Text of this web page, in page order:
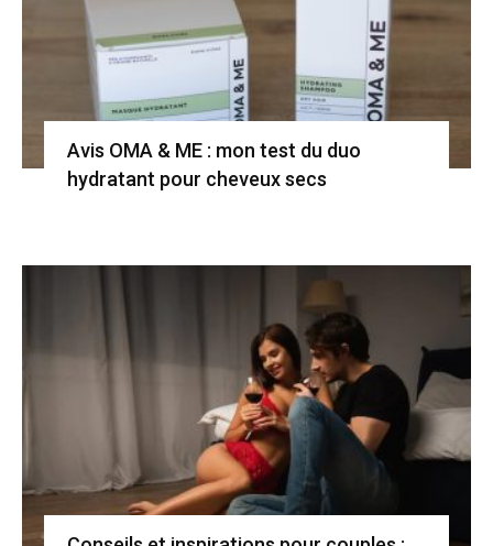
Avis OMA & ME : mon test du duo
hydratant pour cheveux secs